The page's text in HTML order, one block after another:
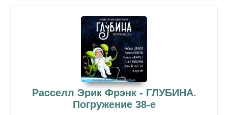
Расселл Эрик Фрэнк - ГЛУБИНА.
Погружение 38-е